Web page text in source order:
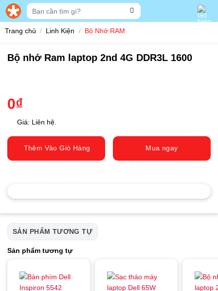
Skip
Tìm
kiếm:
Trang chủ / Linh Kiện / Bộ Nhớ RAM
Bộ nhớ Ram laptop 2nd 4G DDR3L 1600
0₫
Giá: Liên hệ.
Thêm Vào Giỏ Hàng Mua ngay
SẢN PHẨM TƯƠNG TỰ
Sản phẩm tương tự